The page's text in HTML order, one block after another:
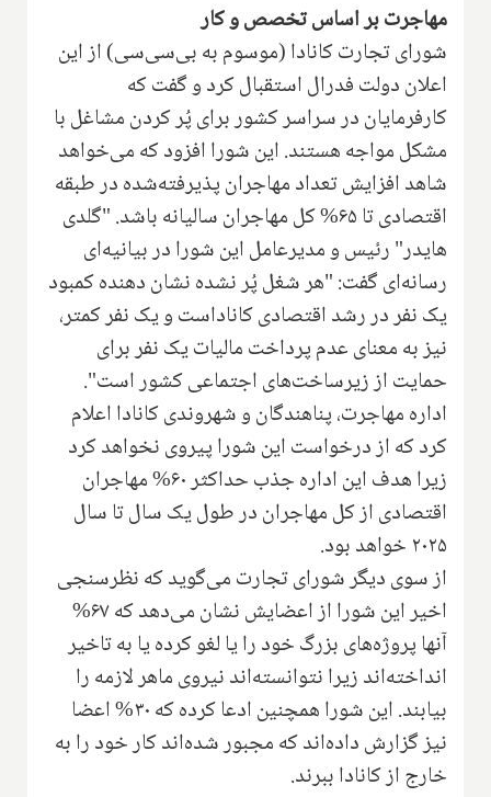
مهاجرت بر اساس تخصص و کار
شورای تجارت کانادا (موسوم به بی‌سی‌سی) از این
اعلان دولت فدرال استقبال کرد و گفت که
کارفرمایان در سراسر کشور برای پُر کردن مشاغل با
مشکل مواجه هستند. این شورا افزود که می‌خواهد
شاهد افزایش تعداد مهاجران پذیرفته‌شده در طبقه
اقتصادی تا ۶۵% کل مهاجران سالیانه باشد. "گلدی
هایدر" رئیس و مدیرعامل این شورا در بیانیه‌ای
رسانه‌ای گفت: "هر شغل پُر نشده نشان دهنده کمبود
یک نفر در رشد اقتصادی کاناداست و یک نفر کمتر،
نیز به معنای عدم پرداخت مالیات یک نفر برای
حمایت از زیرساخت‌های اجتماعی کشور است".
اداره مهاجرت، پناهندگان و شهروندی کانادا اعلام
کرد که از درخواست این شورا پیروی نخواهد کرد
زیرا هدف این اداره جذب حداکثر ۶۰% مهاجران
اقتصادی از کل مهاجران در طول یک سال تا سال
۲۰۲۵ خواهد بود.
از سوی دیگر شورای تجارت می‌گوید که نظرسنجی
اخیر این شورا از اعضایش نشان می‌دهد که ۶۷%
آنها پروژه‌های بزرگ خود را یا لغو کرده یا به تاخیر
انداخته‌اند زیرا نتوانسته‌اند نیروی ماهر لازمه را
بیابند. این شورا همچنین ادعا کرده که ۳۰% اعضا
نیز گزارش داده‌اند که مجبور شده‌اند کار خود را به
خارج از کانادا ببرند.